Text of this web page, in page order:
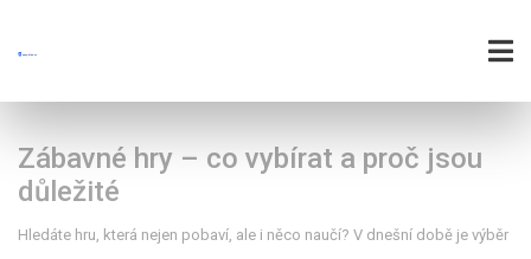
Zábavné hry – co vybírat a proč jsou
důležité
Hledáte hru, která nejen pobaví, ale i něco naučí? V dnešní době je výběr